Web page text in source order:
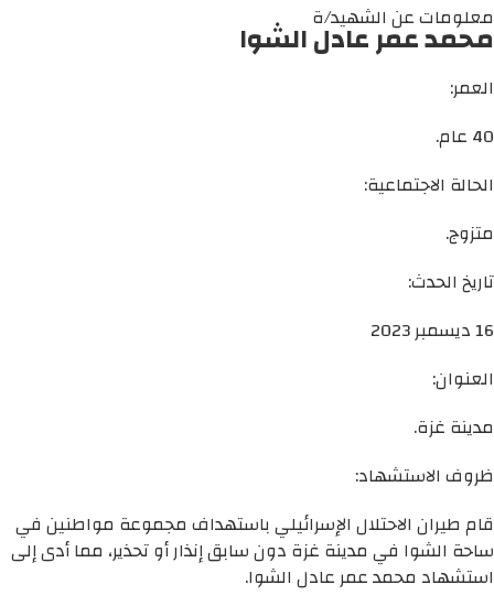
معلومات عن الشهيد/ة
محمد عمر عادل الشوا
العمر:
40 عام.
الحالة الاجتماعية:
متزوج.
تاريخ الحدث:
16 ديسمبر 2023
العنوان:
مدينة غزة.
ظروف الاستشهاد:
قام طيران الاحتلال الإسرائيلي باستهداف مجموعة مواطنين في
ساحة الشوا في مدينة غزة دون سابق إنذار أو تحذير، مما أدى إلى
استشهاد محمد عمر عادل الشوا.